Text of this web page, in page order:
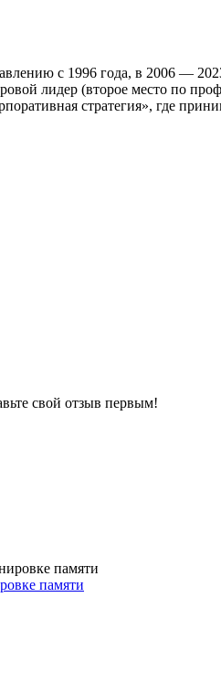
с 1996 года, в 2006 —
лидер (второе место по
стратегия», где
свой отзыв первым!
памяти